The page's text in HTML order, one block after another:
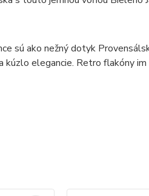
sú ako nežný dotyk
kúzlo elegancie. Retro flakóny